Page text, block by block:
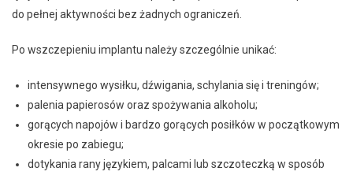
do pełnej aktywności bez żadnych ograniczeń.
Po wszczepieniu implantu należy szczególnie unikać:
intensywnego wysiłku, dźwigania, schylania się i treningów;
palenia papierosów oraz spożywania alkoholu;
gorących napojów i bardzo gorących posiłków w początkowym
okresie po zabiegu;
dotykania rany językiem, palcami lub szczoteczką w sposób